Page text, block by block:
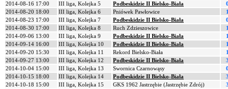
2014-08-16 17:00
III liga, Kolejka 5 Podbeskidzie II Bielsko-Biała
2014-08-20 18:00
III liga, Kolejka 6 Pniówek Pawłowice
2014-08-23 17:00
III liga, Kolejka 7 Podbeskidzie II Bielsko-Biała
2014-08-30 17:00
III liga, Kolejka 8 Ruch Zdzieszowice
2014-09-06 13:00
III liga, Kolejka 9 Podbeskidzie II Bielsko-Biała
2014-09-14 16:00
III liga, Kolejka 10 Podbeskidzie II Bielsko-Biała
2014-09-20 15:30
III liga, Kolejka 11 Rekord Bielsko-Biała
2014-09-27 13:00
III liga, Kolejka 12 Podbeskidzie II Bielsko-Biała
2014-10-04 15:00
III liga, Kolejka 13 Swornica Czarnowąsy
2014-10-15 18:00
III liga, Kolejka 14 Podbeskidzie II Bielsko-Biała
2014-10-18 15:00
III liga, Kolejka 15 GKS 1962 Jastrzębie (Jastrzębie Zdrój)